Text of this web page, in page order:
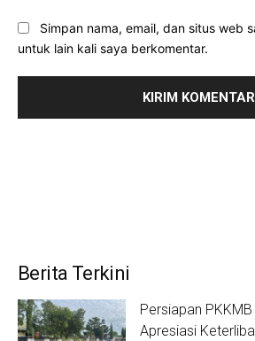
Simpan nama, email, dan situs web
untuk lain kali saya berkomentar.
Berita Terkini
Persiapan
Apresiasi